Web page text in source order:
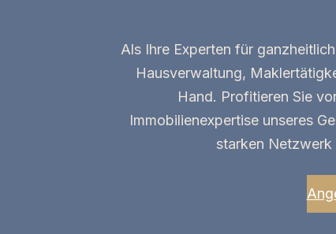
Als Ihre Experten für
Hausverwaltung,
Hand. Profitieren Sie
Immobilienexpertiseunseres
starken Netzwerk